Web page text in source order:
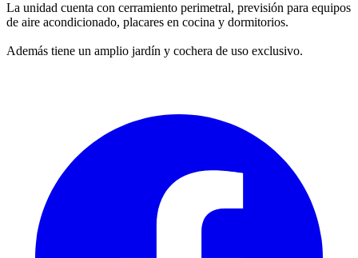
La unidad cuenta con cerramiento perimetral, previsión para equipos
de aire acondicionado, placares en cocina y dormitorios.
Además tiene un amplio jardín y cochera de uso exclusivo.